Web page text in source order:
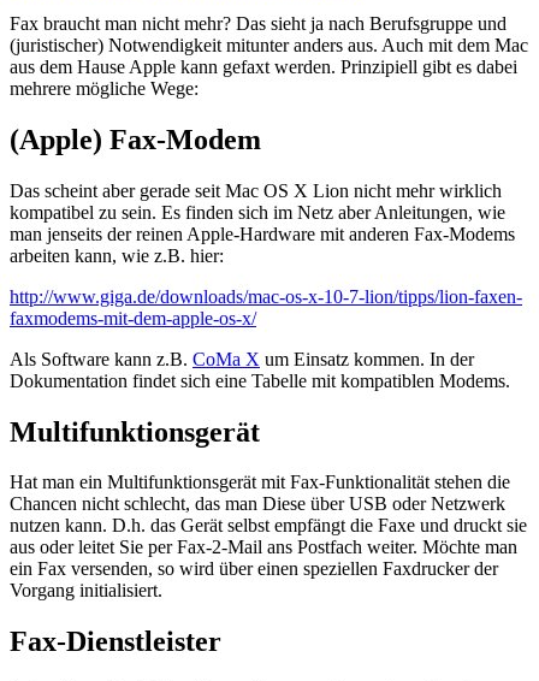
Fax braucht man nicht mehr? Das sieht ja nach Berufsgruppe und
(juristischer) Notwendigkeit mitunter anders aus. Auch mit dem Mac
aus dem Hause Apple kann gefaxt werden. Prinzipiell gibt es dabei
mehrere mögliche Wege:
(Apple) Fax-Modem
Das scheint aber gerade seit Mac OS X Lion nicht mehr wirklich
kompatibel zu sein. Es finden sich im Netz aber Anleitungen, wie
man jenseits der reinen Apple-Hardware mit anderen Fax-Modems
arbeiten kann, wie z.B. hier:
http://www.giga.de/downloads/mac-os-x-10-7-lion/tipps/lion-faxen-
faxmodems-mit-dem-apple-os-x/
Als Software kann z.B. CoMa X um Einsatz kommen. In der
Dokumentation findet sich eine Tabelle mit kompatiblen Modems.
Multifunktionsgerät
Hat man ein Multifunktionsgerät mit Fax-Funktionalität stehen die
Chancen nicht schlecht, das man Diese über USB oder Netzwerk
nutzen kann. D.h. das Gerät selbst empfängt die Faxe und druckt sie
aus oder leitet Sie per Fax-2-Mail ans Postfach weiter. Möchte man
ein Fax versenden, so wird über einen speziellen Faxdrucker der
Vorgang initialisiert.
Fax-Dienstleister